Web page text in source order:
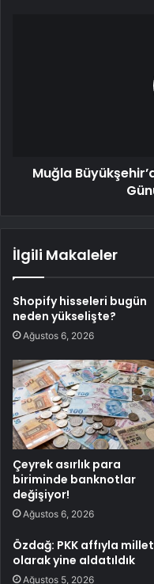
Muğla
İlgili Makaleler
Shopify hisseleri bugün
neden yükselişte?
Ağustos 6, 2026
Çeyrek asırlık para
biriminde banknotlar
değişiyor!
Ağustos 6, 2026
Özdağ: PKK affıyla millet
olarak yine aldatıldık
Ağustos 5, 2026